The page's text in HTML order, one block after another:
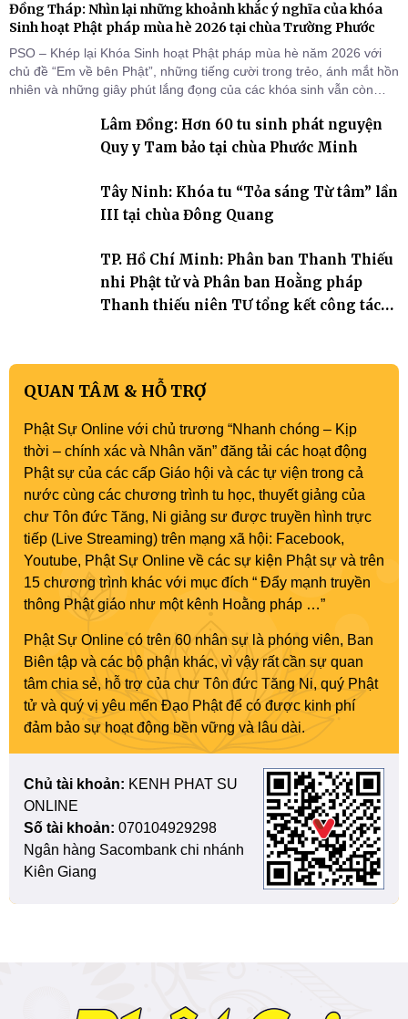
Đồng Tháp: Nhìn lại những khoảnh khắc ý nghĩa của khóa
Sinh hoạt Phật pháp mùa hè 2026 tại chùa Trường Phước
PSO – Khép lại Khóa Sinh hoạt Phật pháp mùa hè năm 2026 với
chủ đề “Em về bên Phật”, những tiếng cười trong trẻo, ánh mắt hồn
nhiên và những giây phút lắng đọng của các khóa sinh vẫn còn
Tháp). Những tuần tu học ngắn ngủi nhưng đã trở thành hành
trang quý báu, gieo những hạt giống thiện l
Lâm Đồng: Hơn 60 tu sinh phát nguyện
Quy y Tam bảo tại chùa Phước Minh
Tây Ninh: Khóa tu “Tỏa sáng Từ tâm” lần
III tại chùa Đông Quang
TP. Hồ Chí Minh: Phân ban Thanh Thiếu
nhi Phật tử và Phân ban Hoằng pháp
Thanh thiếu niên TƯ tổng kết công tác
QUAN TÂM & HỖ TRỢ
Phật Sự Online với chủ trương “Nhanh chóng – Kịp
thời – chính xác và Nhân văn” đăng tải các hoạt động
Phật sự của các cấp Giáo hội và các tự viện trong cả
nước cùng các chương trình tu học, thuyết giảng của
chư Tôn đức Tăng, Ni giảng sư được truyền hình trực
tiếp (Live Streaming) trên mạng xã hội: Facebook,
Youtube, Phật Sự Online về các sự kiện Phật sự và trên
15 chương trình khác với mục đích “ Đẩy mạnh truyền
thông Phật giáo như một kênh Hoằng pháp …”
Phật Sự Online có trên 60 nhân sự là phóng viên, Ban
Biên tập và các bộ phận khác, vì vậy rất cần sự quan
tâm chia sẻ, hỗ trợ của chư Tôn đức Tăng Ni, quý Phật
tử và quý vị yêu mến Đạo Phật để có được kinh phí
đảm bảo sự hoạt động bền vững và lâu dài.
Chủ tài khoản: KENH PHAT SU
ONLINE
Số tài khoản: 070104929298
Ngân hàng Sacombank chi nhánh
Kiên Giang